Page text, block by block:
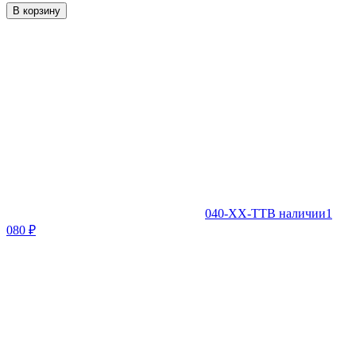
В корзину
040-XX-TTВ наличии1
080 ₽